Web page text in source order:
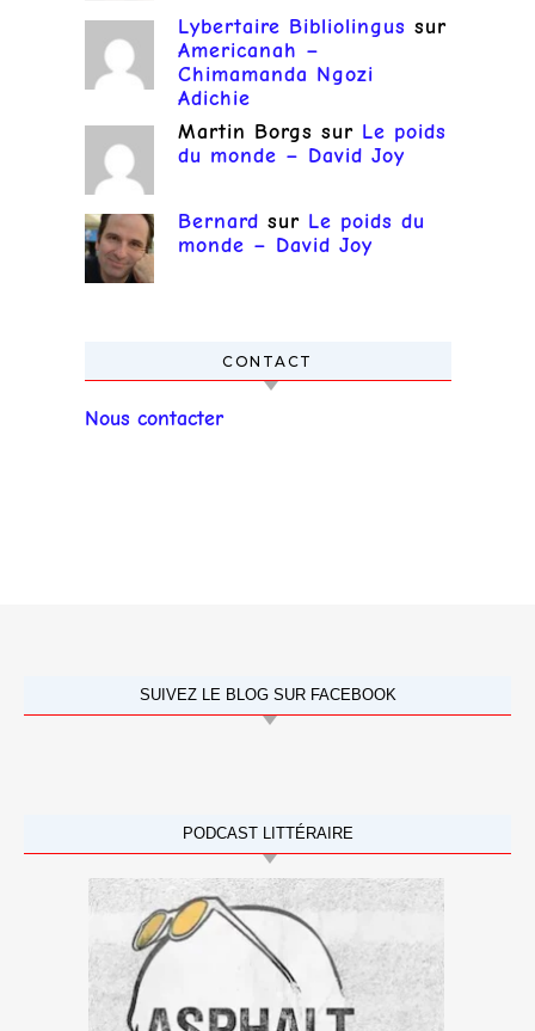
Lybertaire Bibliolingus sur
Americanah –
Chimamanda Ngozi
Adichie
Martin Borgs sur Le poids
du monde – David Joy
Bernard sur Le poids du
monde – David Joy
CONTACT
Nous contacter
SUIVEZ LE BLOG SUR FACEBOOK
PODCAST LITTÉRAIRE